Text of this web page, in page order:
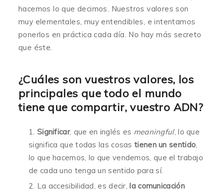
hacemos lo que decimos. Nuestros valores son
muy elementales, muy entendibles, e intentamos
ponerlos en práctica cada día. No hay más secreto
que éste.
¿Cuáles son vuestros valores, los
principales que todo el mundo
tiene que compartir, vuestro ADN?
Significar, que en inglés es meaningful, lo que
significa que todas las cosastienen un sentido,
lo que hacemos, lo que vendemos, que el trabajo
de cada uno tenga un sentido para sí.
La accesibilidad, es decir,la comunicación